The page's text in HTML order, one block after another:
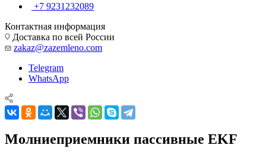
+7 9231232089
Контактная информация
Доставка по всей России
zakaz@zazemleno.com
Telegram
WhatsApp
Молниеприемники пассивные EKF